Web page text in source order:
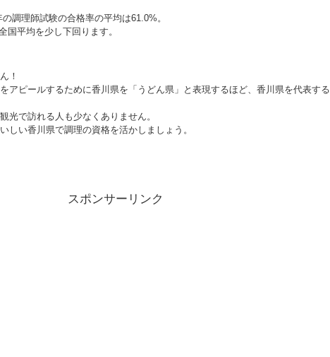
調理師試験の合格率の平均は61.0%。
国平均を少し下回ります。
！
アピールするために香川県を「うどん県」と表現するほど、香川県を代表する
光で訪れる人も少なくありません。
しい香川県で調理の資格を活かしましょう。
スポンサーリンク